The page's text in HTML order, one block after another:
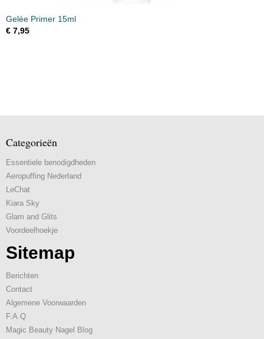
Gelée Primer 15ml
€ 7,95
Categorieën
Essentiele benodigdheden
Aeropuffing Nederland
LeChat
Kiara Sky
Glam and Glits
Voordeelhoekje
Sitemap
Berichten
Contact
Algemene Voorwaarden
F.A.Q
Magic Beauty Nagel Blog